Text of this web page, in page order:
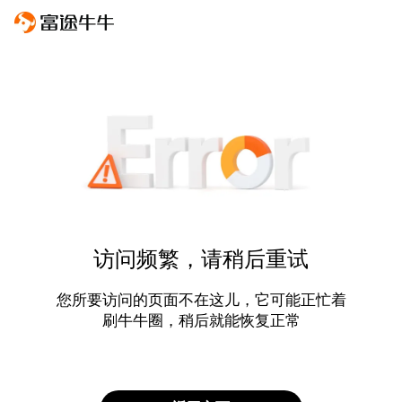
访问频繁，请稍后重试
您所要访问的页面不在这儿，它可能正忙着
刷牛牛圈，稍后就能恢复正常